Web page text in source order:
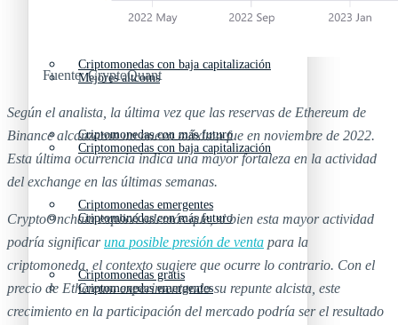
Criptomonedas con baja capitalización
Criptomonedas con más futuro
Criptomonedas emergentes
Criptomonedas gratis
Criptomonedas que van a explotar en 2025
Mejores altcoins
Criptomonedas con baja capitalización
Criptomonedas con más futuro
Criptomonedas emergentes
Fuente: CryptoQuant
Según el analista, la última vez que las reservas de Ethereum de
Binance alcanzaron un nuevo máximo fue en noviembre de 2022.
Esta última ocurrencia indica una mayor fortaleza en la actividad
del exchange en las últimas semanas.
CryptoOnchain explicó además que, si bien esta mayor actividad
podría significaruna posible presión de venta para la
criptomoneda, el contexto sugiere que ocurre lo contrario. Con el
precio de Ethereum experimentando su repunte alcista, este
crecimiento en la participación del mercado podría ser el resultado